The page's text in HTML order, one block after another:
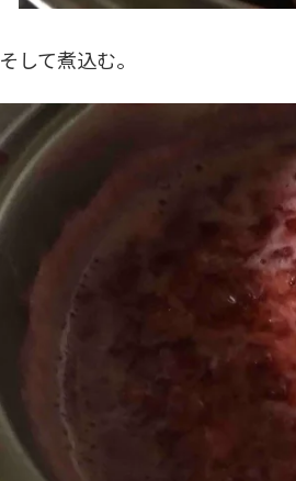
そして煮込む。